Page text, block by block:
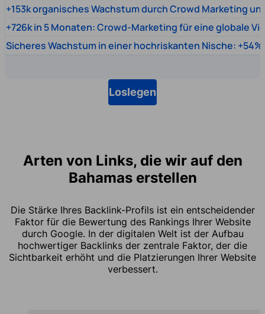
+153k organisches Wachstum durch Crowd Marketing
+726k in 5 Monaten: Crowd-Marketing für eine globale
Sicheres Wachstum in einer hochriskanten Nische:
Loslegen
Arten von Links, die wir auf den
Bahamas erstellen
Die Stärke Ihres Backlink-Profils ist ein entscheidender
Faktor für die Bewertung des Rankings Ihrer Website
durch Google. In der digitalen Welt ist der Aufbau
hochwertiger Backlinks der zentrale Faktor, der die
Sichtbarkeit erhöht und die Platzierungen Ihrer Website
verbessert.